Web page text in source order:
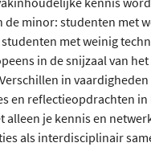
de minor: studenten met
met weinig
in de snijzaal van
in
en reflectieopdrachten
alleen je kennis en
als interdisciplinair